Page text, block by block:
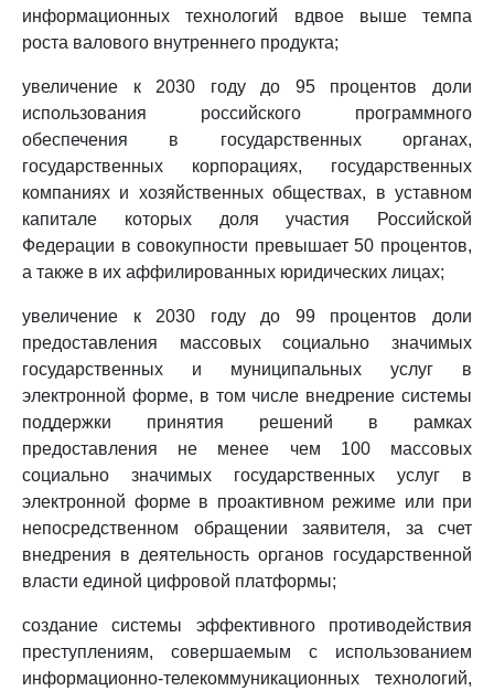
информационных технологий вдвое выше темпа
роста валового внутреннего продукта;
увеличение к 2030 году до 95 процентов доли
использования российского программного
обеспечения в государственных органах,
государственных корпорациях, государственных
компаниях и хозяйственных обществах, в уставном
капитале которых доля участия Российской
Федерации в совокупности превышает 50 процентов,
а также в их аффилированных юридических лицах;
увеличение к 2030 году до 99 процентов доли
предоставления массовых социально значимых
государственных и муниципальных услуг в
электронной форме, в том числе внедрение системы
поддержки принятия решений в рамках
предоставления не менее чем 100 массовых
социально значимых государственных услуг в
электронной форме в проактивном режиме или при
непосредственном обращении заявителя, за счет
внедрения в деятельность органов государственной
власти единой цифровой платформы;
создание системы эффективного противодействия
преступлениям, совершаемым с использованием
информационно-телекоммуникационных технологий,